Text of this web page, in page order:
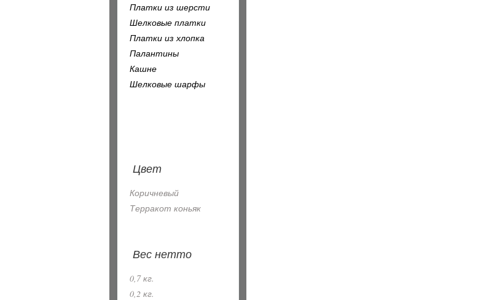
Платки из шерсти
Шелковые платки
Платки из хлопка
Палантины
Кашне
Шелковые шарфы
Цвет
Коричневый
Терракот коньяк
Вес нетто
0,7 кг.
0,2 кг.